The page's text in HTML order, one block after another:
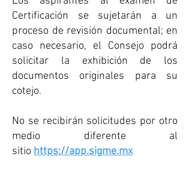
Certificación se sujetarán a un
proceso de revisión documental; en
caso necesario, el Consejo podrá
solicitar la exhibición de los
documentos originales para su
cotejo.
No se recibirán solicitudes por otro
medio diferente al
sitio https://app.sigme.mx